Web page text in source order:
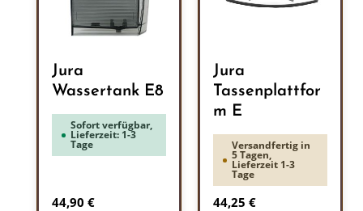
Jura
Wassertank E8
Sofort verfügbar,
Lieferzeit: 1-3
Tage
Regulärer Preis:
44,90 €
Jura
Tassenplattfor
m E
Versandfertig in
5 Tagen,
Lieferzeit 1-3
Tage
Regulärer Preis:
44,25 €